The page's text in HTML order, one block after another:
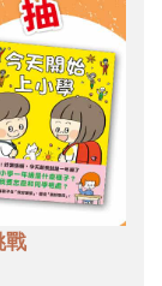
戰